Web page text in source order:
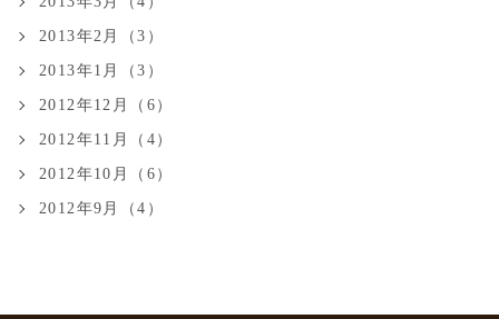
2013年2月（3）
2013年1月（3）
2012年12月（6）
2012年11月（4）
2012年10月（6）
2012年9月（4）